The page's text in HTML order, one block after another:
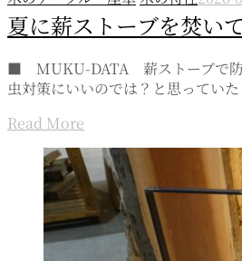
夏に薪ストーブを焚い
■ MUKU-DATA 薪ストーブで防
虫対策にいいのでは？と思ってい
Read More